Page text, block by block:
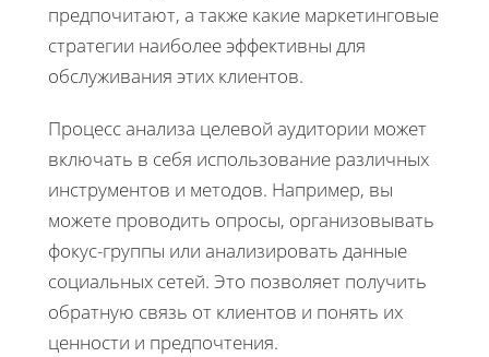
предпочитают, а также какие маркетинговые
стратегии наиболее эффективны для
обслуживания этих клиентов.
Процесс анализа целевой аудитории может
включать в себя использование различных
инструментов и методов. Например, вы
можете проводить опросы, организовывать
фокус-группы или анализировать данные
социальных сетей. Это позволяет получить
обратную связь от клиентов и понять их
ценности и предпочтения.